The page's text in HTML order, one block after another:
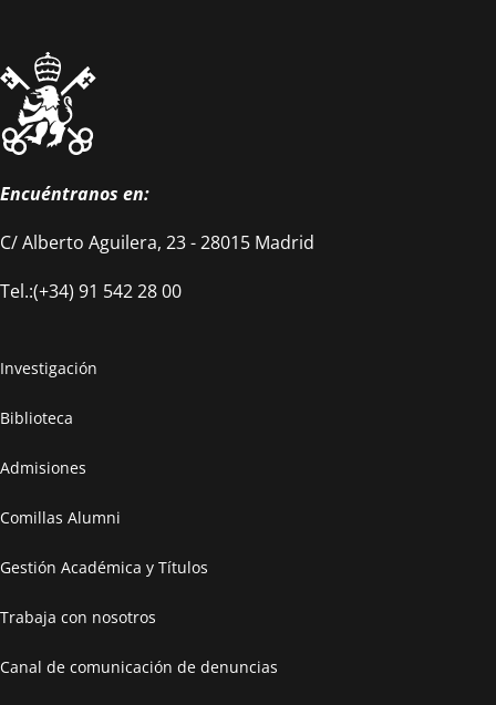
Encuéntranos en:
C/ Alberto Aguilera, 23 - 28015 Madrid
Tel.:(+34) 91 542 28 00
Investigación
Biblioteca
Admisiones
Comillas Alumni
Gestión Académica y Títulos
Trabaja con nosotros
Canal de comunicación de denuncias